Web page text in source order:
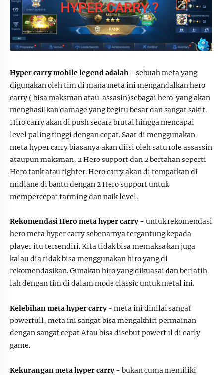
Hyper carry mobile legend adalah - sebuah meta yang
digunakan oleh tim di mana meta ini mengandalkan hero
carry ( bisa maksman atau assasin)sebagai hero yang akan
menghasilkan damage yang begitu besar dan sangat sakit.
Hiro carry akan di push secara brutal hingga mencapai
level paling tinggi dengan cepat. Saat di menggunakan
meta hyper carry biasanya akan diisi oleh satu role assassin
ataupun maksman, 2 Hero support dan 2 bertahan seperti
Hero tank atau fighter. Hero carry akan di tempatkan di
midlane di bantu dengan 2 Hero support untuk
mempercepat farming dan naik level.
Rekomendasi Hero meta hyper carry - untuk rekomendasi
hero meta hyper carry sebenarnya tergantung kepada
player itu tersendiri. Kita tidak bisa memaksa kan juga
kalau dia tidak bisa menggunakan hiro yang di
rekomendasikan. Gunakan hiro yang dikuasai dan berlatih
lah dengan tim di dalam mode classic untuk metal ini.
Kelebihan meta hyper carry- meta ini dinilai sangat
powerfull, meta ini sangat bisa mengakhiri permainan
dengan sangat cepat Atau bisa disebut powerful di early
game.
Kekurangan meta hyper carry- bukan cuma memiliki